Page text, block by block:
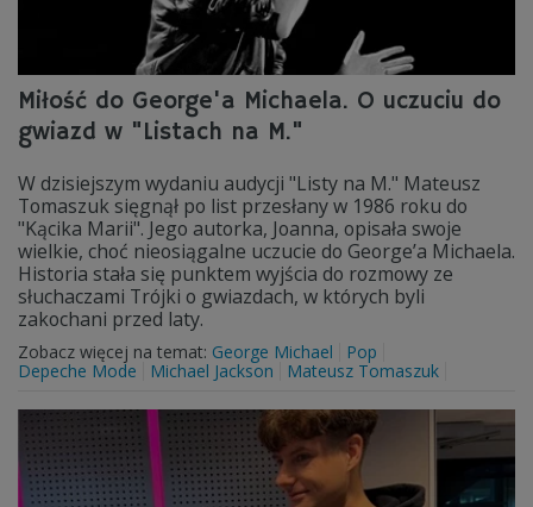
Miłość do George'a Michaela. O uczuciu do
gwiazd w "Listach na M."
W dzisiejszym wydaniu audycji "Listy na M." Mateusz
Tomaszuk sięgnął po list przesłany w 1986 roku do
"Kącika Marii". Jego autorka, Joanna, opisała swoje
wielkie, choć nieosiągalne uczucie do George’a Michaela.
Historia stała się punktem wyjścia do rozmowy ze
słuchaczami Trójki o gwiazdach, w których byli
zakochani przed laty.
Zobacz więcej na temat: George Michael
Pop
Depeche Mode
Michael Jackson Mateusz Tomaszuk